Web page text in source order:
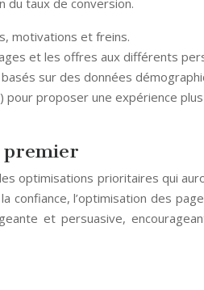
du taux de conversion.
motivations et freins.
et les offres aux différents
sur des données
proposer une expérience
premier
optimisations prioritaires qui
confiance, l’optimisation des
et persuasive,